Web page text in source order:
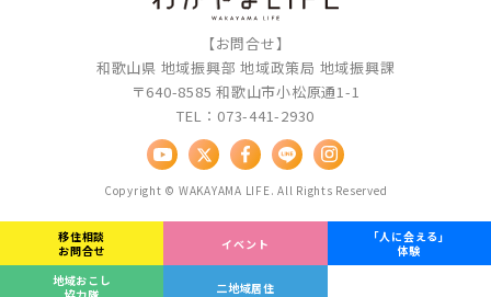
移住相談
お問合せ
イベント
「人に会える」
体験
地域おこし
二地域居住
【お問合せ】
和歌山県 地域振興部 地域政策局 地域振興課
〒640-8585 和歌山市小松原通1-1
TEL：073-441-2930
Copyright © WAKAYAMA LIFE. All Rights Reserved